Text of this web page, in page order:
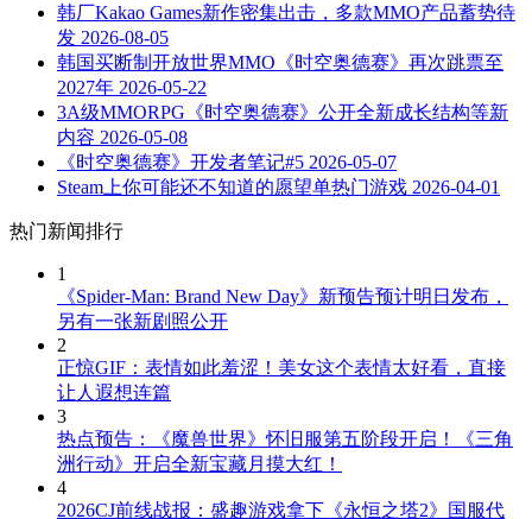
韩厂Kakao Games新作密集出击，多款MMO产品蓄势待
发 2026-08-05
韩国买断制开放世界MMO《时空奥德赛》再次跳票至
2027年 2026-05-22
3A级MMORPG《时空奥德赛》公开全新成长结构等新
内容 2026-05-08
《时空奥德赛》开发者笔记#5 2026-05-07
Steam上你可能还不知道的愿望单热门游戏 2026-04-01
热门新闻排行
1
《Spider-Man: Brand New Day》新预告预计明日发布，
另有一张新剧照公开
2
正惊GIF：表情如此羞涩！美女这个表情太好看，直接
让人遐想连篇
3
热点预告：《魔兽世界》怀旧服第五阶段开启！《三角
洲行动》开启全新宝藏月摸大红！
4
2026CJ前线战报：盛趣游戏拿下《永恒之塔2》国服代